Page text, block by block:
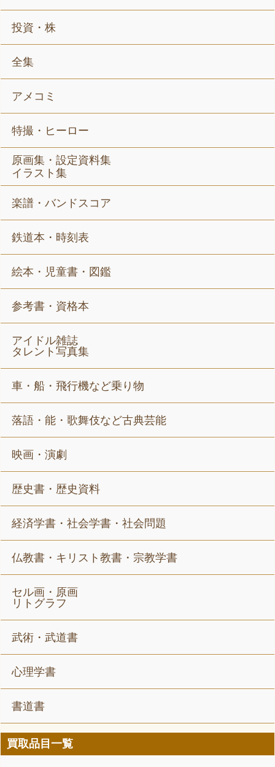
投資・株
全集
アメコミ
特撮・ヒーロー
原画集・設定資料集
イラスト集
楽譜・バンドスコア
鉄道本・時刻表
絵本・児童書・図鑑
参考書・資格本
アイドル雑誌
タレント写真集
車・船・飛行機など乗り物
落語・能・歌舞伎など古典芸能
映画・演劇
歴史書・歴史資料
経済学書・社会学書・社会問題
仏教書・キリスト教書・宗教学書
セル画・原画
リトグラフ
武術・武道書
心理学書
書道書
買取品目一覧